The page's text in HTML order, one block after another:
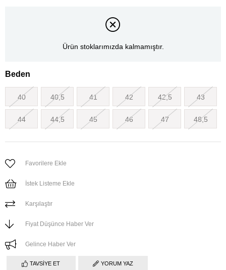
Ürün stoklarımızda kalmamıştır.
Beden
40 40,5 41 42 42,5 43
44 44,5 45 46 47 48,5
Favorilere Ekle
İstek Listeme Ekle
Karşılaştır
Fiyat Düşünce Haber Ver
Gelince Haber Ver
TAVSIYE ET YORUM YAZ